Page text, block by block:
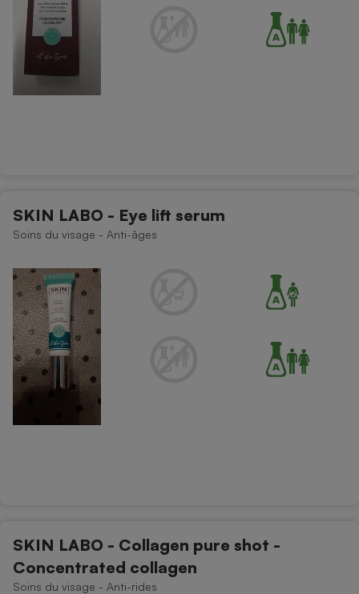
SKIN LABO - Eye lift serum
Soins du visage - Anti-âges
SKIN LABO - Collagen pure shot -
Concentrated collagen
Soins du visage - Anti-rides